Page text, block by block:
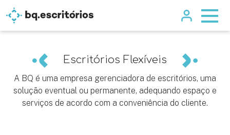
Escritórios Flexíveis
A BQ é uma empresa gerenciadora de escritórios, uma
solução eventual ou permanente, adequando espaço e
serviços de acordo com a conveniência do cliente.